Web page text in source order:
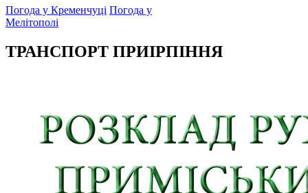
Погода у Кременчуці Погода у
Мелітополі
ТРАНСПОРТ ПРИІРПІННЯ